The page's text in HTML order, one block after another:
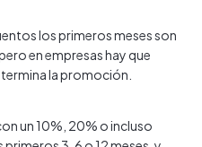
los primeros meses son
en empresas hay que
la promoción.
un 10%, 20% o incluso